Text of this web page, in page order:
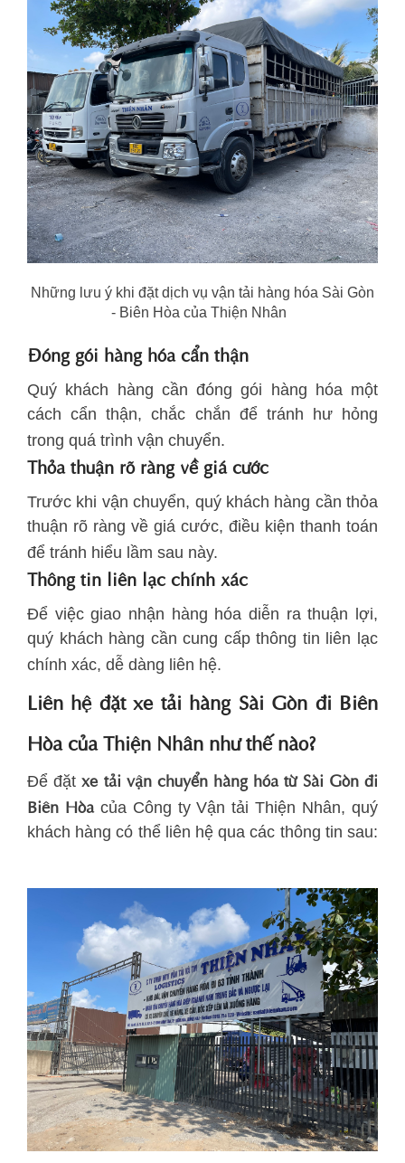
Những lưu ý khi đặt dịch vụ vận tải hàng hóa Sài Gòn
- Biên Hòa của Thiện Nhân
Đóng gói hàng hóa cẩn thận
Quý khách hàng cần đóng gói hàng hóa một
cách cẩn thận, chắc chắn để tránh hư hỏng
trong quá trình vận chuyển.
Thỏa thuận rõ ràng về giá cước
Trước khi vận chuyển, quý khách hàng cần thỏa
thuận rõ ràng về giá cước, điều kiện thanh toán
để tránh hiểu lầm sau này.
Thông tin liên lạc chính xác
Để việc giao nhận hàng hóa diễn ra thuận lợi,
quý khách hàng cần cung cấp thông tin liên lạc
chính xác, dễ dàng liên hệ.
Liên hệ đặt xe tải hàng Sài Gòn đi Biên
Hòa của Thiện Nhân như thế nào?
Để đặtxe tải vận chuyển hàng hóa từ Sài Gòn đi
Biên Hòacủa Công ty Vận tải Thiện Nhân, quý
khách hàng có thể liên hệ qua các thông tin sau: